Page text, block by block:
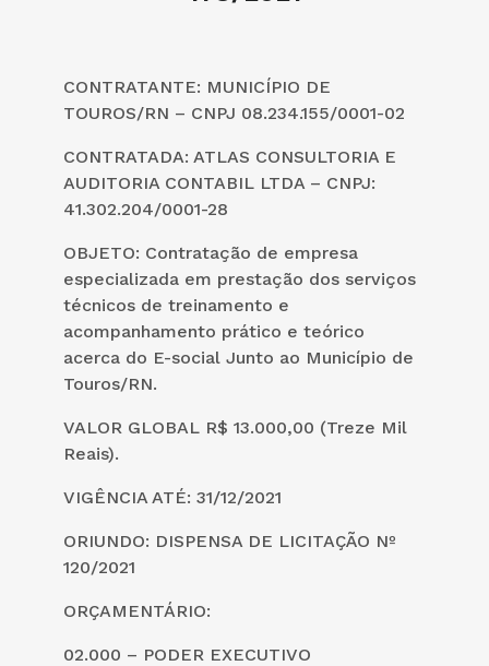
CONTRATANTE: MUNICÍPIO DE
TOUROS/RN – CNPJ 08.234.155/0001-02
CONTRATADA: ATLAS CONSULTORIA E
AUDITORIA CONTABIL LTDA – CNPJ:
41.302.204/0001-28
OBJETO: Contratação de empresa
especializada em prestação dos serviços
técnicos de treinamento e
acompanhamento prático e teórico
acerca do E-social Junto ao Município de
Touros/RN.
VALOR GLOBAL R$ 13.000,00 (Treze Mil
Reais).
VIGÊNCIA ATÉ: 31/12/2021
ORIUNDO: DISPENSA DE LICITAÇÃO Nº
120/2021
ORÇAMENTÁRIO:
02.000 – PODER EXECUTIVO